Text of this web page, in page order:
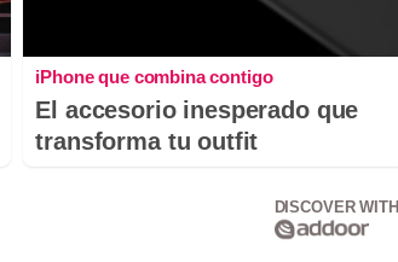
iPhone que combina contigo
El accesorio inesperado que
transforma tu outfit
DISCOVER WITH